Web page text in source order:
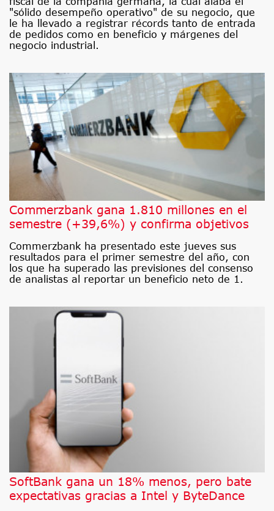
"sólido desempeño operativo" de su negocio, que
le ha llevado a registrar récords tanto de entrada
de pedidos como en beneficio y márgenes del
negocio industrial.
Commerzbank gana 1.810 millones en el
semestre (+39,6%) y confirma objetivos
Commerzbank ha presentado este jueves sus
resultados para el primer semestre del año, con
los que ha superado las previsiones del consenso
de analistas al reportar un beneficio neto de 1.
SoftBank gana un 18% menos, pero bate
expectativas gracias a Intel y ByteDance